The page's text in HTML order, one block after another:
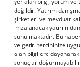
değildir. Yatırım
şirketleri ve mevduat
imzalanacak yatırım
sunulmaktadır. Bu
ve getiri tercihinize
alan bilgilere dayanarak
sonuçlar